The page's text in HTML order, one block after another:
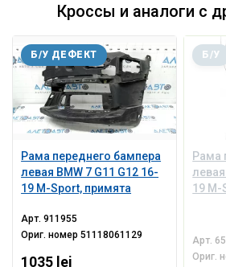
Кроссы и аналоги с
Рама переднего бампера
левая BMW 7 G11 G12 16-
19 M-Sport, примята
Б/У ДЕФЕКТ
Арт.911955
Ориг. номер51118061129
1035 lei
Рама
левая
19 M-
Б/У
Арт.
Ориг.